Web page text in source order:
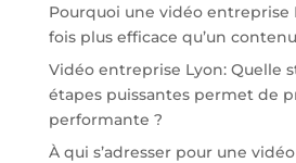
Pourquoi une vidéo entreprise
fois plus efficace qu’un
Vidéo entreprise Lyon: Quelle
étapes puissantes permet de
performante ?
À qui s’adresser pour une